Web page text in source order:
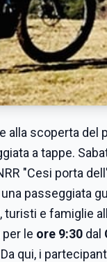
alla scoperta
a tappe.
"Cesi porta
una passeggiata
turisti e famiglie
le ore 9:30 dal
qui, i